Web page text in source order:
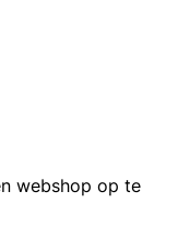
webshop op te